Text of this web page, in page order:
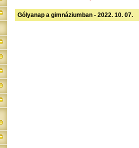
Gólyanap a gimnáziumban - 2022. 10. 07.